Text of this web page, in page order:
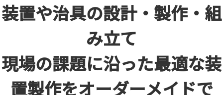
装置や治具の設計・製作・組
み立て
現場の課題に沿った最適な装
置製作をオーダーメイドで